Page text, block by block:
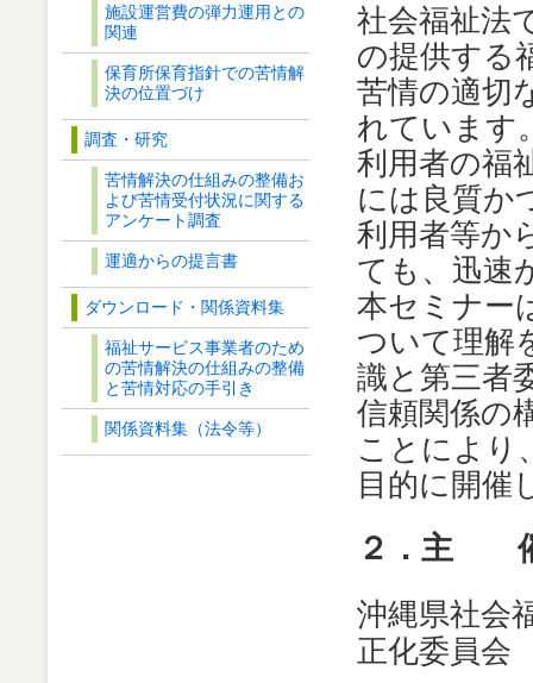
社会福祉法
の提供する
苦情の適切
れています
利用者の福
には良質か
利用者等か
ても、迅速
本セミナー
ついて理解
識と第三者
信頼関係の
ことにより
目的に開催
２．主
沖縄県社会
正化委員会
施設運営費の弾力運用との
関連
保育所保育指針での苦情解
決の位置づけ
調査・研究
苦情解決の仕組みの整備お
よび苦情受付状況に関する
アンケート調査
運適からの提言書
ダウンロード・関係資料集
福祉サービス事業者のため
の苦情解決の仕組みの整備
と苦情対応の手引き
関係資料集（法令等）